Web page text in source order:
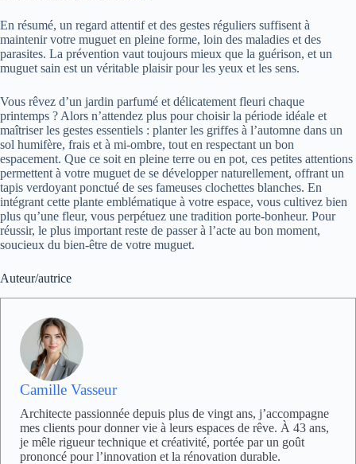
En résumé, un regard attentif et des gestes réguliers suffisent à
maintenir votre muguet en pleine forme, loin des maladies et des
parasites. La prévention vaut toujours mieux que la guérison, et un
muguet sain est un véritable plaisir pour les yeux et les sens.
Vous rêvez d’un jardin parfumé et délicatement fleuri chaque
printemps ? Alors n’attendez plus pour choisir la période idéale et
maîtriser les gestes essentiels : planter les griffes à l’automne dans un
sol humifère, frais et à mi-ombre, tout en respectant un bon
espacement. Que ce soit en pleine terre ou en pot, ces petites attentions
permettent à votre muguet de se développer naturellement, offrant un
tapis verdoyant ponctué de ses fameuses clochettes blanches. En
intégrant cette plante emblématique à votre espace, vous cultivez bien
plus qu’une fleur, vous perpétuez une tradition porte-bonheur. Pour
réussir, le plus important reste de passer à l’acte au bon moment,
soucieux du bien-être de votre muguet.
Auteur/autrice
Camille Vasseur
Architecte passionnée depuis plus de vingt ans, j’accompagne
mes clients pour donner vie à leurs espaces de rêve. À 43 ans,
je mêle rigueur technique et créativité, portée par un goût
prononcé pour l’innovation et la rénovation durable.